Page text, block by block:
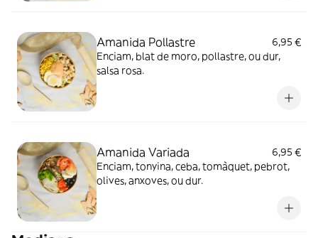
Amanida Pollastre
6,95 €
Enciam, blat de moro, pollastre, ou dur,
salsa rosa.
Amanida Variada
6,95 €
Enciam, tonyina, ceba, tomàquet, pebrot,
olives, anxoves, ou dur.